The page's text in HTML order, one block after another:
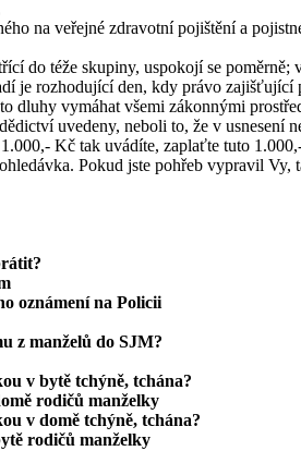
na veřejné zdravotní pojištění a
do téže skupiny, uspokojí se
je rozhodující den, kdy právo zajišťující
dluhy vymáhat všemi zákonnými
uvedeny, neboli to, že v usnesení
Kč tak uvádíte, zaplaťte tuto
Pokud jste pohřeb vypravil
oznámení na Policii
z manželů do SJM?
v bytě tchýně, tchána?
rodičů manželky
v domě tchýně, tchána?
rodičů manželky